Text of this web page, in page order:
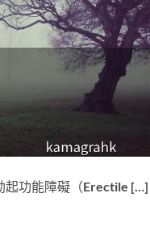
起功能障礙（Erectile […]